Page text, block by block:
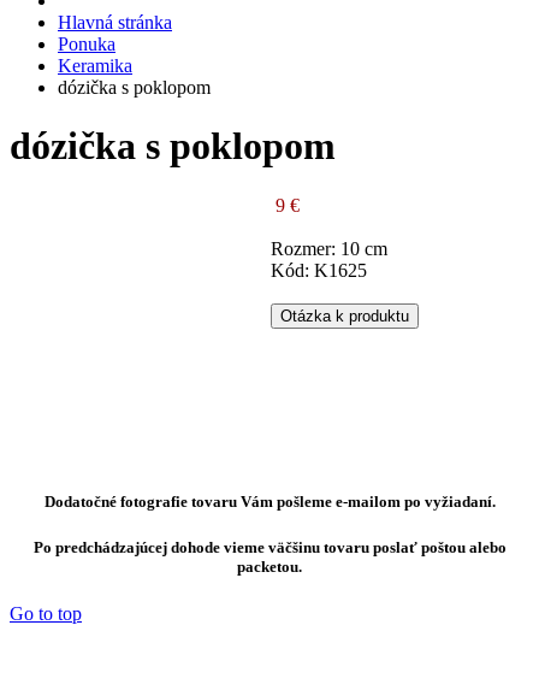
Hlavná stránka
Ponuka
Keramika
dózička s poklopom
dózička s poklopom
9 €
Rozmer: 10 cm
Kód: K1625
Otázka k produktu
Dodatočné fotografie tovaru Vám pošleme e-mailom po vyžiadaní.
Po predchádzajúcej dohode vieme väčšinu tovaru poslať poštou alebo
packetou.
Go to top